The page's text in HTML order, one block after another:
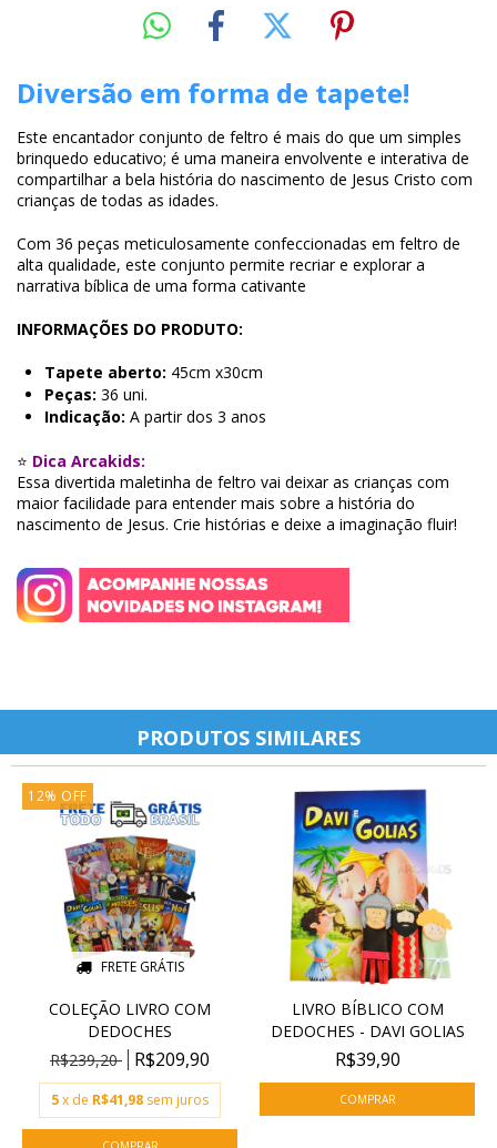
Diversão em forma de tapete!
Este encantador conjunto de feltro é mais do que um simples
brinquedo educativo; é uma maneira envolvente e interativa de
compartilhar a bela história do nascimento de Jesus Cristo com
crianças de todas as idades.
Com 36 peças meticulosamente confeccionadas em feltro de
alta qualidade, este conjunto permite recriar e explorar a
narrativa bíblica de uma forma cativante
INFORMAÇÕES DO PRODUTO:
Tapete aberto: 45cm x30cm
Peças: 36 uni.
Indicação: A partir dos 3 anos
⭐ Dica Arcakids:
Essa divertida maletinha de feltro vai deixar as crianças com
maior facilidade para entender mais sobre a história do
nascimento de Jesus. Crie histórias e deixe a imaginação fluir!
PRODUTOS SIMILARES
12% OFF
FRETE GRÁTIS
COLEÇÃO LIVRO COM
DEDOCHES
R$239,20
R$209,90
5x de R$41,98 sem juros
LIVRO BÍBLICO COM
DEDOCHES - DAVI GOLIAS
R$39,90